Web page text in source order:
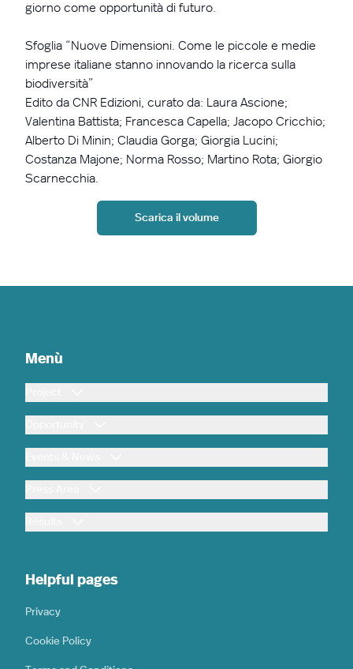
giorno come opportunità di futuro.
Sfoglia “Nuove Dimensioni. Come le piccole e medie
imprese italiane stanno innovando la ricerca sulla
biodiversità”
Edito da CNR Edizioni, curato da: Laura Ascione;
Valentina Battista; Francesca Capella; Jacopo Cricchio;
Alberto Di Minin; Claudia Gorga; Giorgia Lucini;
Costanza Majone; Norma Rosso; Martino Rota; Giorgio
Scarnecchia.
Scarica il volume
Menù
Helpful pages
Privacy
Cookie Policy